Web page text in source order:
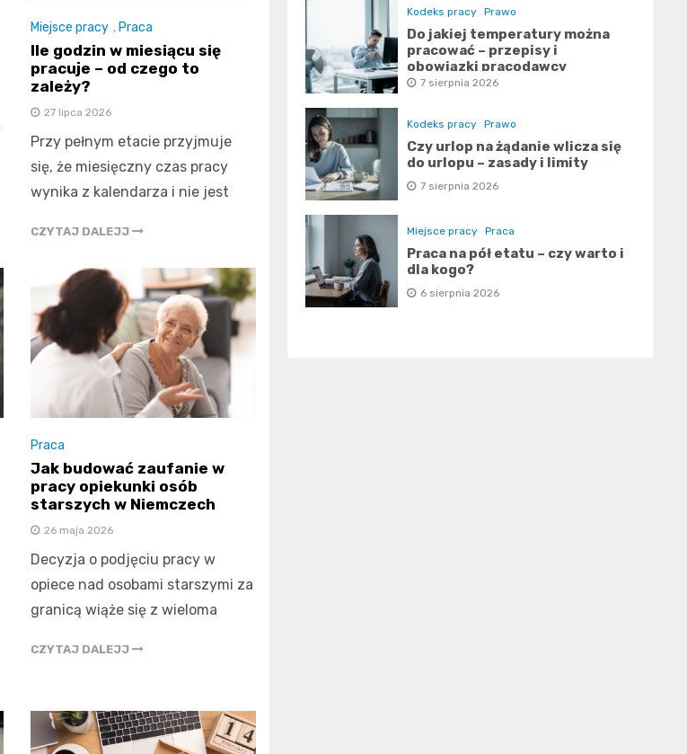
Miejsce pracy , Praca
Ile godzin w miesiącu się
pracuje – od czego to
zależy?
27 lipca 2026
Przy pełnym etacie przyjmuje
się, że miesięczny czas pracy
wynika z kalendarza i nie jest
CZYTAJ DALEJJ
Praca
Jak budować zaufanie w
pracy opiekunki osób
starszych w Niemczech
26 maja 2026
Decyzja o podjęciu pracy w
opiece nad osobami starszymi za
granicą wiąże się z wieloma
CZYTAJ DALEJJ
Kodeks pracy Prawo
Do jakiej temperatury można
pracować – przepisy i
obowiązki pracodawcy
7 sierpnia 2026
Kodeks pracy Prawo
Czy urlop na żądanie wlicza się
do urlopu – zasady i limity
7 sierpnia 2026
Miejsce pracy Praca
Praca na pół etatu – czy warto i
dla kogo?
6 sierpnia 2026